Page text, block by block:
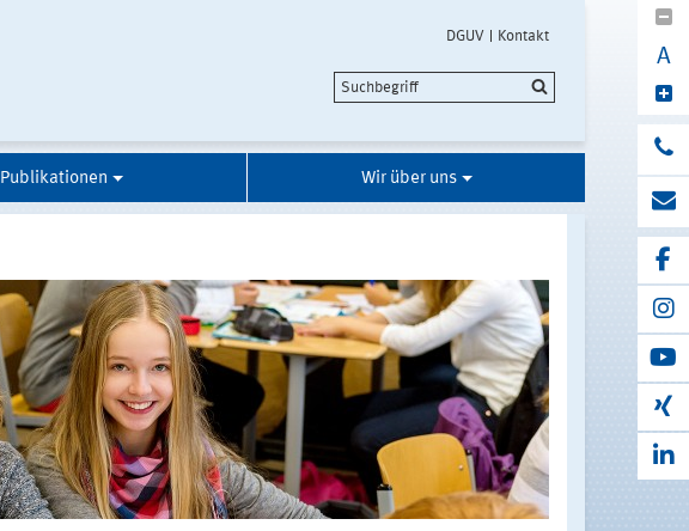
DGUV Kontakt
A
Publikationen Wir über uns